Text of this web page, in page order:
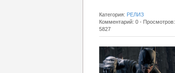
Категория: РЕЛИЗ
Комментарий: 0 - Просмотров:
5827